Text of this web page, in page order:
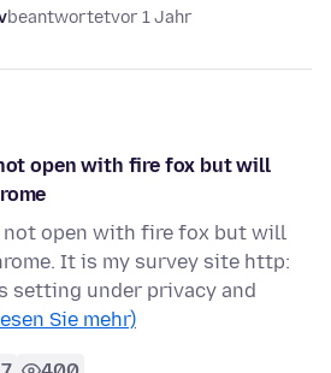
beantwortetvor 1 Jahr
open with fire fox but will
not open with fire fox but will
It is my survey site http:
setting under privacy and
Sie mehr)